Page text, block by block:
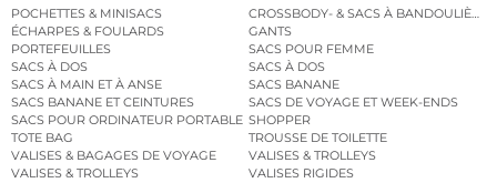
POCHETTES & MINISACS
CROSSBODY- & SACS À BANDOULIÈRE
ÉCHARPES & FOULARDS
GANTS
PORTEFEUILLES
SACS POUR FEMME
SACS À DOS
SACS À DOS
SACS À MAIN ET À ANSE
SACS BANANE
SACS BANANE ET CEINTURES
SACS DE VOYAGE ET WEEK-ENDS
SACS POUR ORDINATEUR PORTABLE SHOPPER
TOTE BAG
TROUSSE DE TOILETTE
VALISES & BAGAGES DE VOYAGE
VALISES & TROLLEYS
VALISES & TROLLEYS
VALISES RIGIDES